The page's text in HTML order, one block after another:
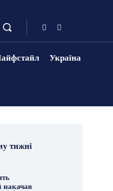
Україна
тижні
накачав